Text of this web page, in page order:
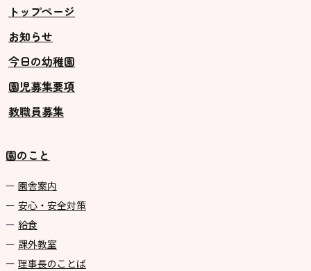
トップページ
お知らせ
今日の幼稚園
園児募集要項
教職員募集
園のこと
園舎案内
安心・安全対策
給食
課外教室
理事長のことば